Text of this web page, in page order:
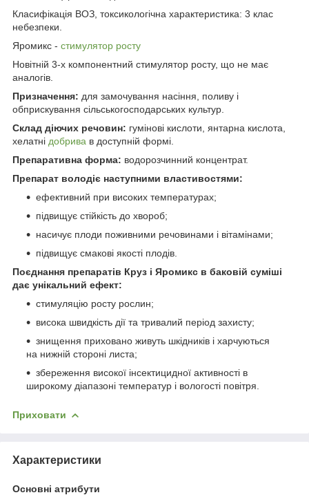
Класифікація ВОЗ, токсикологічна характеристика: 3 клас
небезпеки.
Яромикс - стимулятор росту
Новітній 3-х компонентний стимулятор росту, що не має
аналогів.
Призначення: для замочування насіння, поливу і
обприскування сільськогосподарських культур.
Склад діючих речовин: гумінові кислоти, янтарна кислота,
хелатні добрива в доступній формі.
Препаративна форма: водорозчинний концентрат.
Препарат володіє наступними властивостями:
ефективний при високих температурах;
підвищує стійкість до хвороб;
насичує плоди поживними речовинами і вітамінами;
підвищує смакові якості плодів.
Поєднання препаратів Круз і Яромикс в баковій суміші
дає унікальний ефект:
стимуляцію росту рослин;
висока швидкість дії та тривалий період захисту;
знищення приховано живуть шкідників і харчуються
на нижній стороні листа;
збереження високої інсектицидної активності в
широкому діапазоні температур і вологості повітря.
Приховати
Характеристики
Основні атрибути